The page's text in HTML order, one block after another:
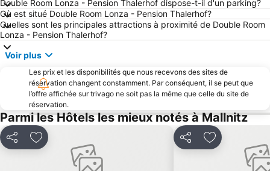
Double Room Lonza - Pension Thalerhof dispose-t-il d'un parking?
Où est situé Double Room Lonza - Pension Thalerhof?
Quelles sont les principales attractions à proximité de Double Room
Lonza - Pension Thalerhof?
Voir plus
Les prix et les disponibilités que nous recevons des sites de
réservation changent constamment. Par conséquent, il se peut que
l’offre affichée sur trivago ne soit pas la même que celle du site de
réservation.
Parmi les Hôtels les mieux notés à Mallnitz
PartagerAjouter à mes favoris PartagerAjouter à